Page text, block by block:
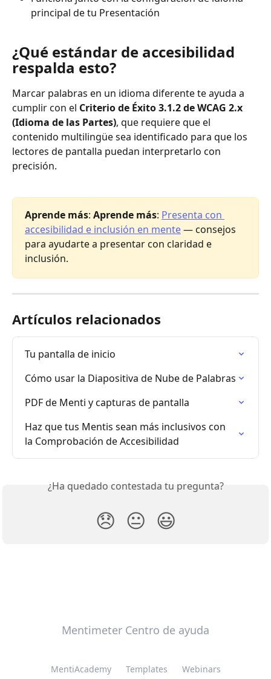
principal de tu Presentación
¿Qué estándar de accesibilidad
respalda esto?
Marcar palabras en un idioma diferente te ayuda a
cumplir con el Criterio de Éxito 3.1.2 de WCAG 2.x
(Idioma de las Partes), que requiere que el
contenido multilingüe sea identificado para que los
lectores de pantalla puedan interpretarlo con
precisión.
Aprende más: Aprende más: Presenta con
accesibilidad e inclusión en mente — consejos
para ayudarte a presentar con claridad e
inclusión.
Artículos relacionados
Tu pantalla de inicio
Cómo usar la Diapositiva de Nube de Palabras
PDF de Menti y capturas de pantalla
Haz que tus Mentis sean más inclusivos con
la Comprobación de Accesibilidad
¿Ha quedado contestada tu pregunta?
😞 😐 😃
Mentimeter Centro de ayuda
MentiAcademy Templates
Webinars